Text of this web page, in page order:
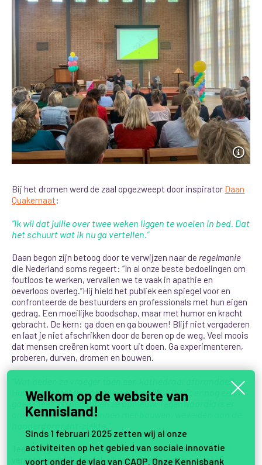
Bij het dromen werd de zaal opgezweept door inspirator Daan
Quakernaat:
“Ik wil dat jullie over twee weken liggen te woelen in bed. Dat
het schuurt wat ik nu ga vertellen.”
Daan begon zijn betoog door te verwijzen naar de regelmanie
die Nederland soms regeert: “In al onze beste bedoelingen om
foutloos te werken, vervallen we te vaak in apathie en
oeverloos overleg.”Hij hield het publiek een spiegel voor en
confronteerde de bestuurders en professionals met hun eigen
gedrag. Een moeilijke boodschap, maar met humor en kracht
gebracht. De kern: ga doen en ga bouwen! Blijf niet vergaderen
en laat je niet afschrikken door de beren op de weg. Veel moois
dat mensen creëren komt voort uit doen. Ga experimenteren,
proberen, durven, dromen en bouwen.
“Wat deden ze vroeger toen een kathedraal afbrandde?
Huilen, bidden, daarna vroegen ze: ‘Wie heeft er nog een
goed idee?’ en begonnen ze opnieuw. Tegenwoordig is er
angst alleen al te beginnen met bouwen, we leiden aan de
Tegenslagen scherpen juist de creativiteit. Voel je
verantwoordelijk, spreek elkaar aan, begin ergens, maak
Welkom op de website van
Kennisland!
Sinds 1 februari 2025 zetten wij al onze
activiteiten op het gebied van sociale innovatie
voort onder de vlag van CAOP . Onze Kennisbank